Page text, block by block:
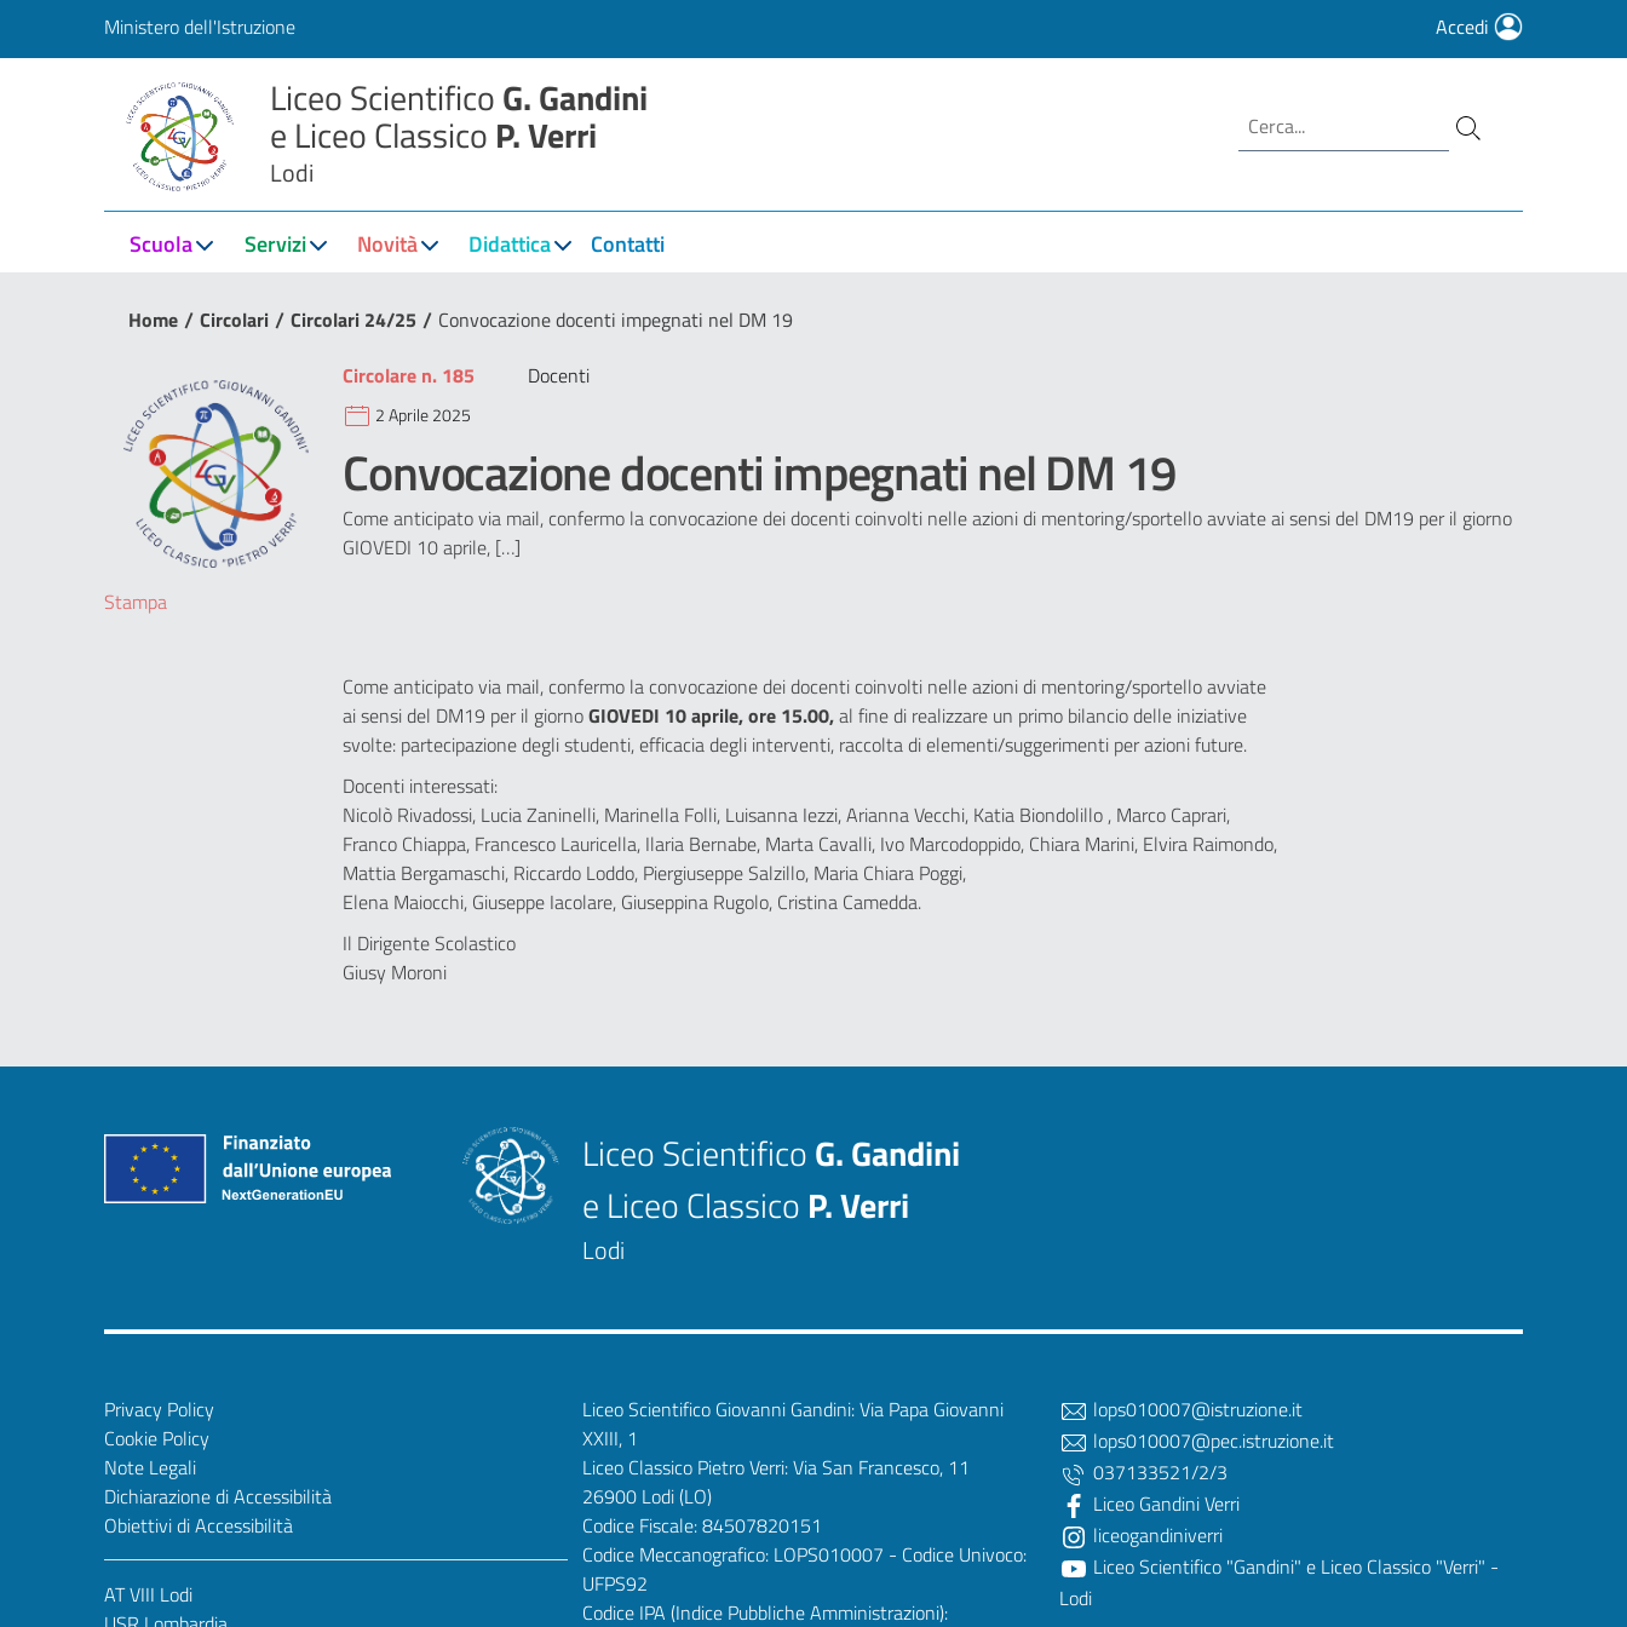
Ministero dell'Istruzione Accedi
Liceo ScientificoG. Gandini
e Liceo Classico P. Verri
Lodi
Scuola Servizi Novità Didattica Contatti
Home / Circolari / Circolari 24/25 / Convocazione docenti impegnati nel DM 19
Circolare n. 185
Docenti
2 Aprile 2025
Convocazione docenti impegnati nel DM 19
Come anticipato via mail, confermo la convocazione dei docenti coinvolti nelle azioni di mentoring/sportello avviate ai sensi del DM19 per il giorno
GIOVEDI 10 aprile, […]
Stampa
Come anticipato via mail, confermo la convocazione dei docenti coinvolti nelle azioni di mentoring/sportello avviate
ai sensi del DM19 per il giornoGIOVEDI 10 aprile, ore 15.00,al fine di realizzare un primo bilancio delle iniziative
svolte: partecipazione degli studenti, efficacia degli interventi, raccolta di elementi/suggerimenti per azioni future.
Docenti interessati:
Nicolò Rivadossi, Lucia Zaninelli, Marinella Folli, Luisanna Iezzi, Arianna Vecchi, Katia Biondolillo , Marco Caprari,
Franco Chiappa, Francesco Lauricella, Ilaria Bernabe, Marta Cavalli, Ivo Marcodoppido, Chiara Marini, Elvira Raimondo,
Mattia Bergamaschi, Riccardo Loddo, Piergiuseppe Salzillo, Maria Chiara Poggi,
Elena Maiocchi, Giuseppe Iacolare, Giuseppina Rugolo, Cristina Camedda.
Il Dirigente Scolastico
Giusy Moroni
Liceo ScientificoG. Gandini
e Liceo Classico P. Verri
Lodi
Privacy Policy
Cookie Policy
Note Legali
Dichiarazione di Accessibilità
Obiettivi di Accessibilità
AT VIII Lodi
Liceo Scientifico Giovanni Gandini: Via Papa Giovanni
XXIII, 1
Liceo Classico Pietro Verri: Via San Francesco, 11
26900 Lodi(LO)
Codice Fiscale: 84507820151
Codice Meccanografico: LOPS010007 - Codice Univoco:
UFPS92
Codice IPA (Indice Pubbliche Amministrazioni):
lops010007@istruzione.it
lops010007@pec.istruzione.it
037133521/2/3
Liceo Gandini Verri
liceogandiniverri
Liceo Scientifico "Gandini" e Liceo Classico "Verri" -
Lodi